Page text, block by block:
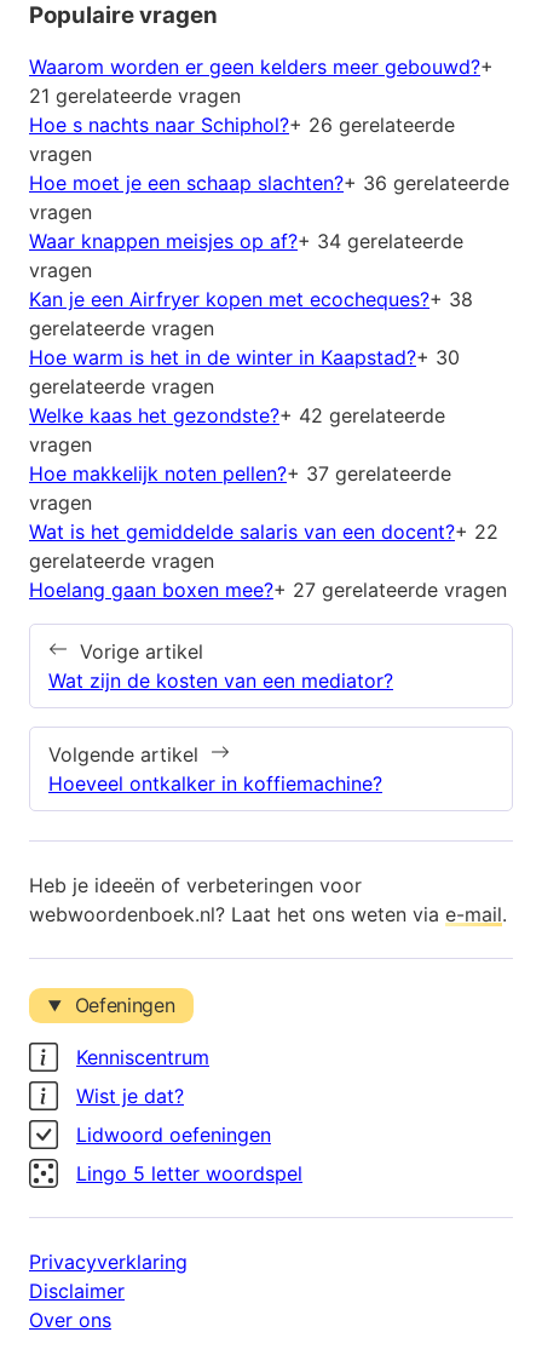
Populaire vragen
Waarom worden er geen kelders meer gebouwd?+
21 gerelateerde vragen
Hoe s nachts naar Schiphol?+ 26 gerelateerde
vragen
Hoe moet je een schaap slachten?+ 36 gerelateerde
vragen
Waar knappen meisjes op af?+ 34 gerelateerde
vragen
Kan je een Airfryer kopen met ecocheques?+ 38
gerelateerde vragen
Hoe warm is het in de winter in Kaapstad?+ 30
gerelateerde vragen
Welke kaas het gezondste?+ 42 gerelateerde
vragen
Hoe makkelijk noten pellen?+ 37 gerelateerde
vragen
Wat is het gemiddelde salaris van een docent?+ 22
gerelateerde vragen
Hoelang gaan boxen mee?+ 27 gerelateerde vragen
Vorige artikel
Wat zijn de kosten van een mediator?
Volgende artikel
Hoeveel ontkalker in koffiemachine?
Heb je ideeën of verbeteringen voor
webwoordenboek.nl? Laat het ons weten via e-mail.
Oefeningen
Kenniscentrum
Wist je dat?
Lidwoord oefeningen
Lingo 5 letter woordspel
Privacyverklaring
Disclaimer
Over ons